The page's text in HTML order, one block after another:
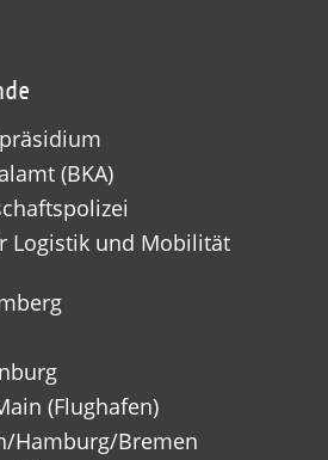
(BKA)
Logistik und Mobilität
(Flughafen)
Hamburg/Bremen